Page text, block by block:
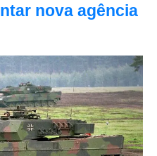
nova agência